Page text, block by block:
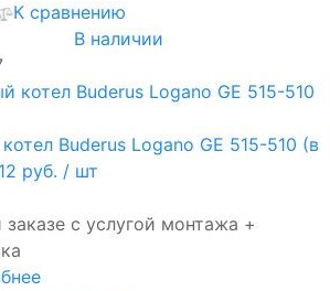
К сравнению
В наличии
Buderus Logano GE 515-510 (в
руб. / шт
с услугой монтажа +